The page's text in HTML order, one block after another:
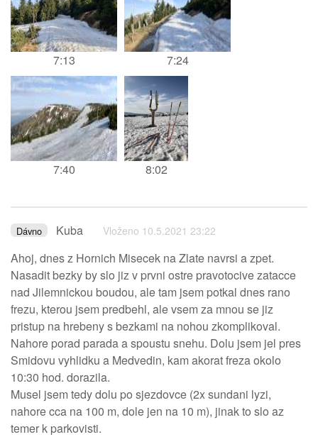
7:13 7:24
7:40 8:02
Dávno Kuba Vloženo 10.5.2021 23:22
Ahoj, dnes z Hornich Misecek na Zlate navrsi a zpet.
Nasadit bezky by slo jiz v prvni ostre pravotocive zatacce
nad Jilemnickou boudou, ale tam jsem potkal dnes rano
frezu, kterou jsem predbehl, ale vsem za mnou se jiz
pristup na hrebeny s bezkami na nohou zkomplikoval.
Nahore porad parada a spoustu snehu. Dolu jsem jel pres
Smidovu vyhlidku a Medvedin, kam akorat freza okolo
10:30 hod. dorazila.
Musel jsem tedy dolu po sjezdovce (2x sundani lyzi,
nahore cca na 100 m, dole jen na 10 m), jinak to slo az
temer k parkovisti.